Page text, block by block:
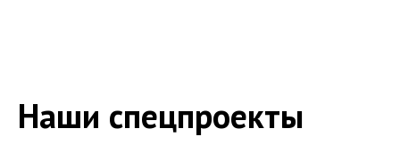
Наши спецпроекты